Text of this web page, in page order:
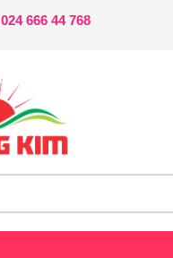
024 666 44 768